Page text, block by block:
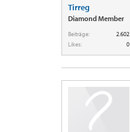
Tirreg
Diamond Member
Beiträge:
2.602
Likes:
0